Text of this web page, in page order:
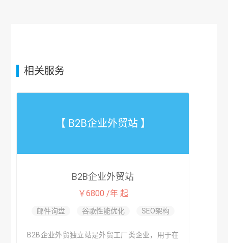
相关服务
【 B2B企业外贸站 】
B2B企业外贸站
￥6800 /年 起
邮件询盘 谷歌性能优化 SEO架构
B2B企业外贸独立站是外贸工厂类企业，用于在